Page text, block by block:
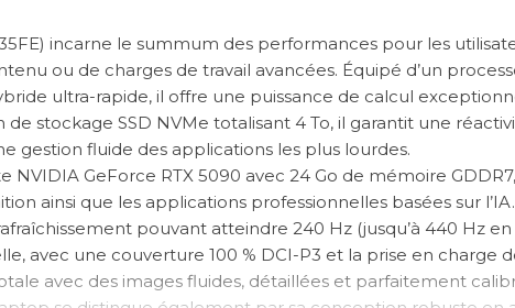
incarne le summum des performances pour les
ou de charges de travail avancées. Équipé d’un
ultra-rapide, il offre une puissance de calcul
stockage SSD NVMe totalisant 4 To, il garantit une
gestion fluide des applications les plus lourdes.
GeForce RTX 5090 avec 24 Go de mémoire
ainsi que les applications professionnelles basées sur l’IA.
pouvant atteindre 240 Hz (jusqu’à 440 Hz
avec une couverture 100 % DCI-P3 et la prise en charge
avec des images fluides, détaillées et parfaitement